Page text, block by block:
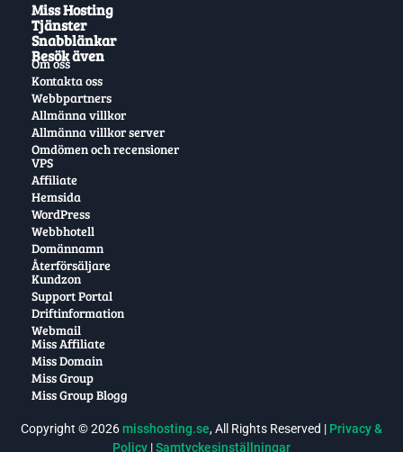
Miss Hosting
Tjänster
Snabblänkar
Besök även
Om oss
Kontakta oss
Webbpartners
Allmänna villkor
Allmänna villkor server
Omdömen och recensioner
VPS
Affiliate
Hemsida
WordPress
Webbhotell
Domännamn
Återförsäljare
Kundzon
Support Portal
Driftinformation
Webmail
Miss Affiliate
Miss Domain
Miss Group
Miss Group Blogg
Copyright © 2026misshosting.se, All Rights Reserved | Privacy &
Policy |Samtyckesinställningar